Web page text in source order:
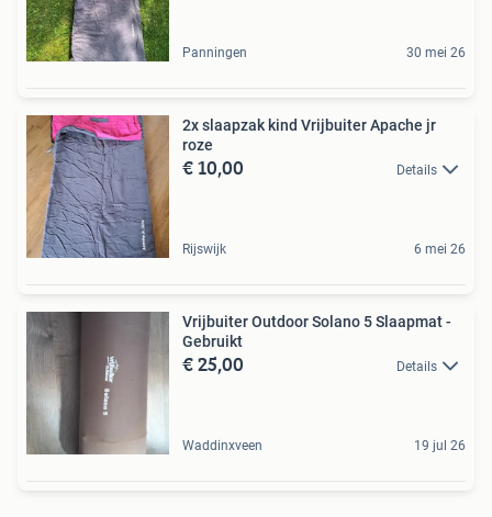
Panningen 30 mei 26
2x slaapzak kind Vrijbuiter Apache jr
roze
€ 10,00 Details
Rijswijk 6 mei 26
Vrijbuiter Outdoor Solano 5 Slaapmat -
Gebruikt
€ 25,00 Details
Waddinxveen 19 jul 26